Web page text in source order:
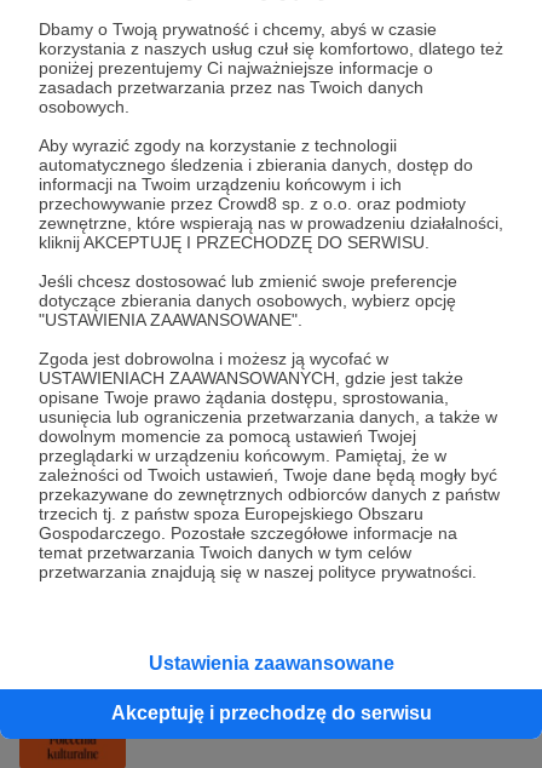
Dbamy o Twoją prywatność i chcemy, abyś w czasie
korzystania z naszych usług czuł się komfortowo, dlatego też
poniżej prezentujemy Ci najważniejsze informacje o
zasadach przetwarzania przez nas Twoich danych
osobowych.
Aby wyrazić zgody na korzystanie z technologii
automatycznego śledzenia i zbierania danych, dostęp do
informacji na Twoim urządzeniu końcowym i ich
przechowywanie przez Crowd8 sp. z o.o. oraz podmioty
zewnętrzne, które wspierają nas w prowadzeniu działalności,
kliknij AKCEPTUJĘ I PRZECHODZĘ DO SERWISU.
Jeśli chcesz dostosować lub zmienić swoje preferencje
dotyczące zbierania danych osobowych, wybierz opcję
"USTAWIENIA ZAAWANSOWANE".
Zgoda jest dobrowolna i możesz ją wycofać w
USTAWIENIACH ZAAWANSOWANYCH, gdzie jest także
opisane Twoje prawo żądania dostępu, sprostowania,
usunięcia lub ograniczenia przetwarzania danych, a także w
dowolnym momencie za pomocą ustawień Twojej
przeglądarki w urządzeniu końcowym. Pamiętaj, że w
zależności od Twoich ustawień, Twoje dane będą mogły być
przekazywane do zewnętrznych odbiorców danych z państw
trzecich tj. z państw spoza Europejskiego Obszaru
Gospodarczego. Pozostałe szczegółowe informacje na
temat przetwarzania Twoich danych w tym celów
przetwarzania znajdują się w naszej polityce prywatności.
Ustawienia zaawansowane
Akceptuję i przechodzę do serwisu
Zostań Patronem
polecenia polecenia kulturalne Agnieszka Obszańska
Obszańska
Udostępnij
Radio 357
Zobacz profil autora
Polecenia kulturalne od Ani Dudzińskiej